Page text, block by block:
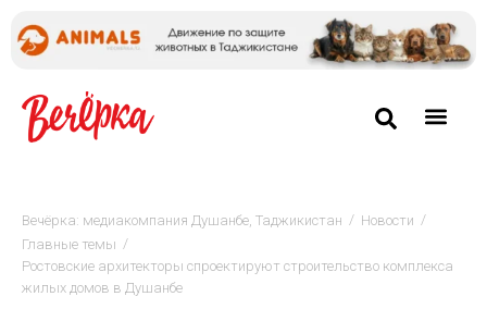
Вечёрка: медиакомпания Душанбе, Таджикистан / Новости /
Главные темы /
Ростовские архитекторы спроектируют строительство комплекса
жилых домов в Душанбе